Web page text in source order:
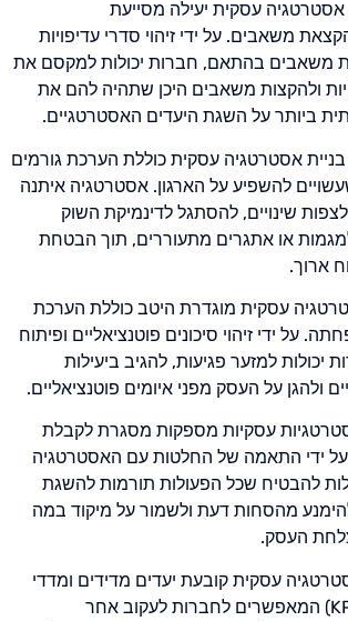
אסטרטגיה עסקית יעילה מסייעת
משאבים. על ידי זיהוי סדרי עדיפויות
משאבים בהתאם, חברות יכולות למקסם את
ולהקצות משאבים היכן שתהיה להם את
ביותר על השגת היעדים האסטרטגיים.
בניית אסטרטגיה עסקית כוללת הערכת גורמים
שעשויים להשפיע על הארגון. אסטרטגיה איתנה
שינויים, להסתגל לדינמיקת השוק
למגמות או אתגרים מתעוררים, תוך הבטחת
ארוך.
עסקית מוגדרת היטב כוללת הערכת
על ידי זיהוי סיכונים פוטנציאליים ופיתוח
יכולות למזער פגיעות, להגיב ביעילות
ולהגן על העסק מפני איומים פוטנציאליים.
עסקיות מספקות מסגרת לקבלת
ידי התאמה של החלטות עם האסטרטגיה
להבטיח שכל הפעולות תורמות להשגת
להימנע מהסחות דעת ולשמור על מיקוד במה
העסק.
עסקית קובעת יעדים מדידים ומדדי
ביצועים מרכזיים (KPI) המאפשרים לחברות לעקוב אחר